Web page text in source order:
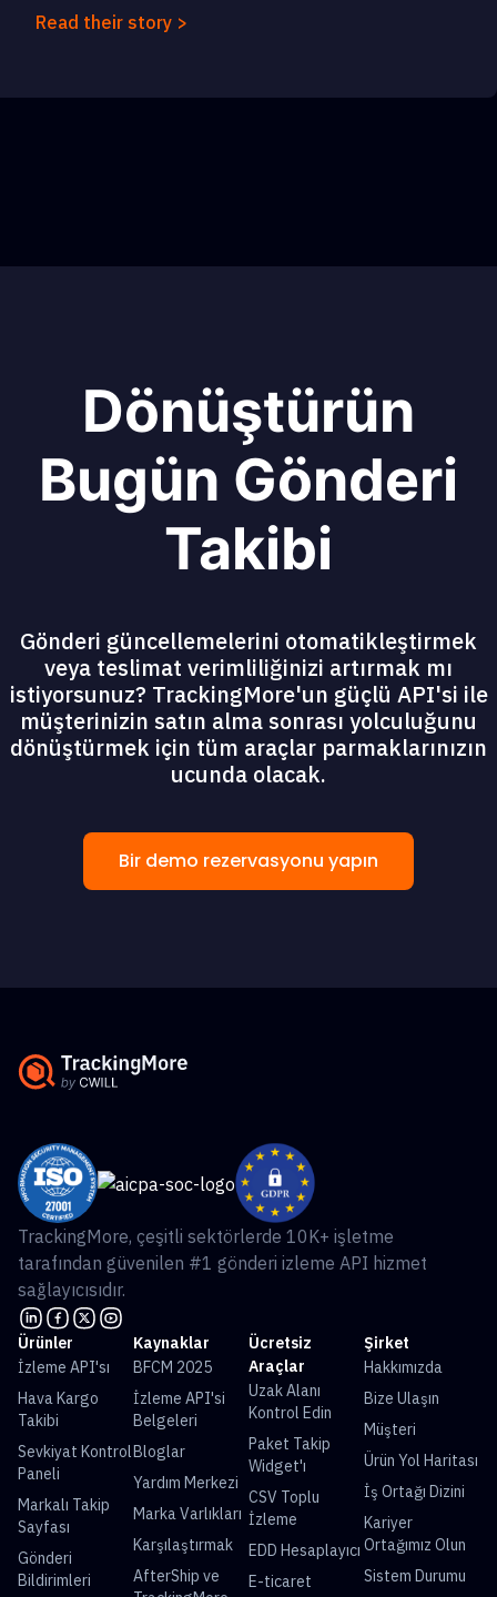
Read their story >
Dönüştürün
Bugün Gönderi
Takibi
Gönderi güncellemelerini otomatikleştirmek
veya teslimat verimliliğinizi artırmak mı
istiyorsunuz? TrackingMore'un güçlü API'si ile
müşterinizin satın alma sonrası yolculuğunu
dönüştürmek için tüm araçlar parmaklarınızın
ucunda olacak.
Bir demo rezervasyonu yapın
TrackingMore, çeşitli sektörlerde 10K+ işletme
tarafından güvenilen #1 gönderi izleme API hizmet
sağlayıcısıdır.
Ürünler
İzleme API'sı
Hava Kargo
Takibi
Sevkiyat Kontrol
Paneli
Markalı Takip
Sayfası
Gönderi
Bildirimleri
Kaynaklar
BFCM 2025
İzleme API'si
Belgeleri
Bloglar
Yardım Merkezi
Marka Varlıkları
Karşılaştırmak
AfterShip ve
Ücretsiz
Araçlar
Uzak Alanı
Kontrol Edin
Paket Takip
Widget'ı
CSV Toplu
İzleme
EDD Hesaplayıcı
E-ticaret
Şirket
Hakkımızda
Bize Ulaşın
Müşteri
Ürün Yol Haritası
İş Ortağı Dizini
Kariyer
Ortağımız Olun
Sistem Durumu